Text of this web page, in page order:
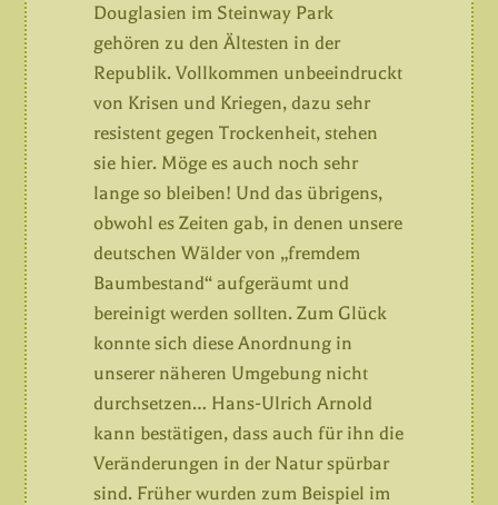
Douglasien im Steinway Park
gehören zu den Ältesten in der
Republik. Vollkommen unbeeindruckt
von Krisen und Kriegen, dazu sehr
resistent gegen Trockenheit, stehen
sie hier. Möge es auch noch sehr
lange so bleiben! Und das übrigens,
obwohl es Zeiten gab, in denen unsere
deutschen Wälder von „fremdem
Baumbestand“ aufgeräumt und
bereinigt werden sollten. Zum Glück
konnte sich diese Anordnung in
unserer näheren Umgebung nicht
durchsetzen… Hans-Ulrich Arnold
kann bestätigen, dass auch für ihn die
Veränderungen in der Natur spürbar
sind. Früher wurden zum Beispiel im